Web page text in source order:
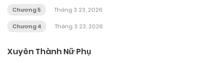
Chương 5 Tháng 3 23, 2026
Chương 4 Tháng 3 23, 2026
Xuyên Thành Nữ Phụ